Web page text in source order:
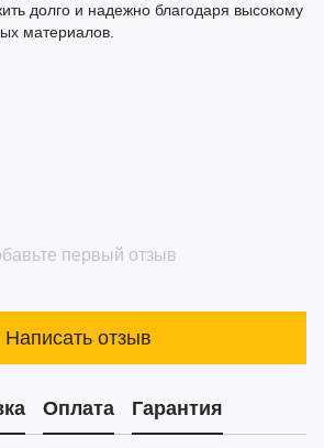
долго и надежно благодаря высокому
материалов.
первый отзыв
Написать отзыв
Оплата Гарантия